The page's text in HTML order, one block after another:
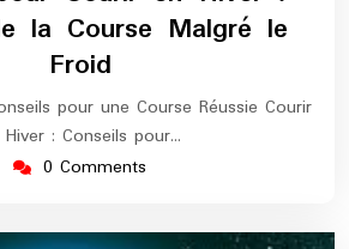
la Course Malgré le
Froid
pour une Course Réussie Courir
: Conseils pour…
0 Comments